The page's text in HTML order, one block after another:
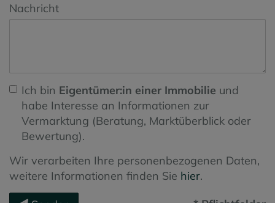
Nachricht
Ich bin Eigentümer:in einer Immobilie und
habe Interesse an Informationen zur
Vermarktung (Beratung, Marktüberblick oder
Bewertung).
Wir verarbeiten Ihre personenbezogenen Daten,
weitere Informationen finden Sie hier.